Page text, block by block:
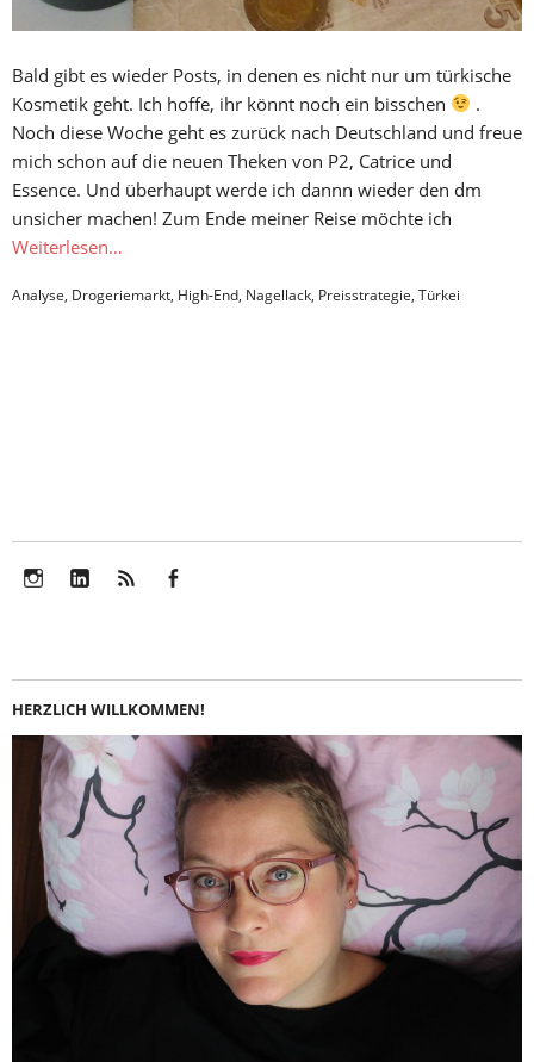
Bald gibt es wieder Posts, in denen es nicht nur um türkische
Kosmetik geht. Ich hoffe, ihr könnt noch ein bisschen
.
Noch diese Woche geht es zurück nach Deutschland und freue
mich schon auf die neuen Theken von P2, Catrice und
Essence. Und überhaupt werde ich dannn wieder den dm
unsicher machen! Zum Ende meiner Reise möchte ich
Weiterlesen…
Analyse, Drogeriemarkt, High-End, Nagellack, Preisstrategie, Türkei
HERZLICH WILLKOMMEN!